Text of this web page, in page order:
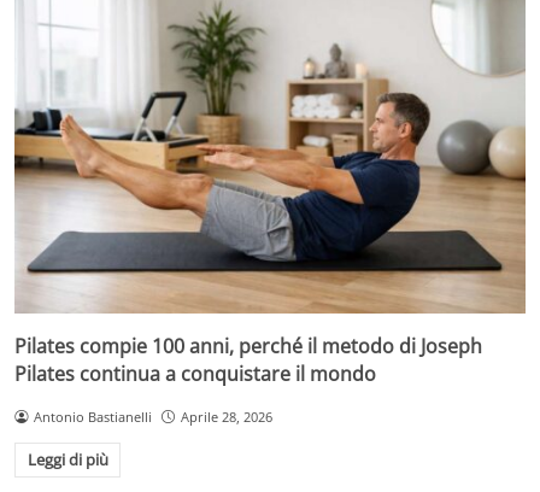
Pilates compie 100 anni, perché il metodo di Joseph
Pilates continua a conquistare il mondo
Antonio Bastianelli Aprile 28, 2026
Leggi di più